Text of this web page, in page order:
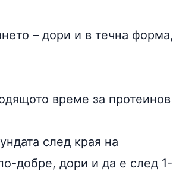
– дори и в течна форма,
време за протеинов
след края на
добре, дори и да е след 1-